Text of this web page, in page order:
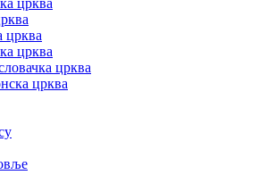
црква
црква
црква
црква
црква